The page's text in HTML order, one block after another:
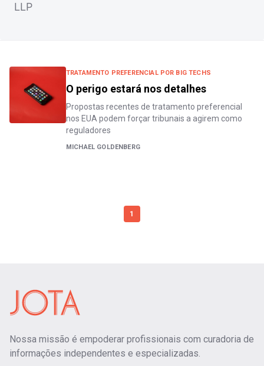
LLP
TRATAMENTO PREFERENCIAL POR BIG TECHS
O perigo estará nos detalhes
Propostas recentes de tratamento preferencial
nos EUA podem forçar tribunais a agirem como
reguladores
MICHAEL GOLDENBERG
1
Nossa missão é empoderar profissionais com curadoria de
informações independentes e especializadas.